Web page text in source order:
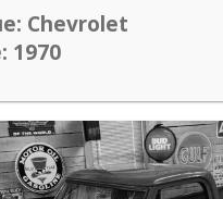
Chevrolet
1970